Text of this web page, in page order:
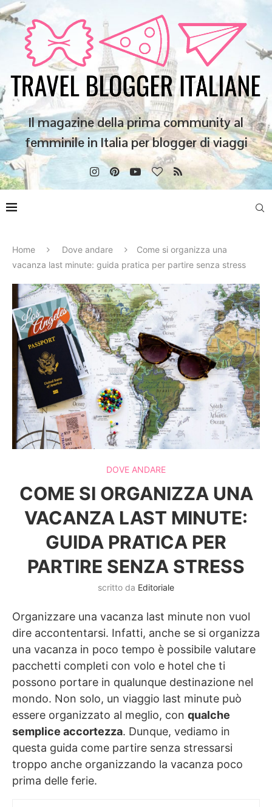
Il magazine della prima community al
femminile in Italia per blogger di viaggi
Home Dove andare
Come si organizza una
vacanza last minute: guida pratica per partire senza stress
DOVE ANDARE
COME SI ORGANIZZA UNA
VACANZA LAST MINUTE:
GUIDA PRATICA PER
PARTIRE SENZA STRESS
scritto da Editoriale
Organizzare una vacanza last minute non vuol
dire accontentarsi. Infatti, anche se si organizza
una vacanza in poco tempo è possibile valutare
pacchetti completi con volo e hotel che ti
possono portare in qualunque destinazione nel
mondo. Non solo, un viaggio last minute può
essere organizzato al meglio, con qualche
semplice accortezza. Dunque, vediamo in
questa guida come partire senza stressarsi
troppo anche organizzando la vacanza poco
prima delle ferie.